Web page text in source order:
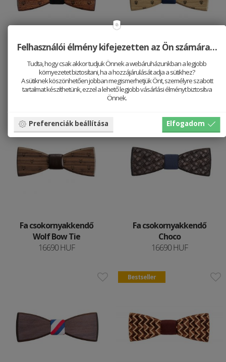
Fa csokornyakkendő
Fox Bow Tie
13352 HUF16690 HUF
Fa csokornyakkendő
Lion Bow Tie
13352 HUF16690 HUF
Fa csokornyakkendő
Wolf Bow Tie
16690 HUF
Fa csokornyakkendő
Choco
16690 HUF
Bestseller
Felhasználói élmény kifejezetten az Ön számára…
Tudta, hogy csak akkor tudjuk Önnek a webáruházunkban a legjobb
környezetet biztosítani, ha a hozzájárulását adja a sütikhez?
A sütiknek köszönhetően jobban megismerhetjük Önt, személyre szabott
tartalmat készíthetünk, ezzel a lehető legjobb vásárlási élményt biztosítva
Önnek.
Preferenciák beállítása Elfogadom